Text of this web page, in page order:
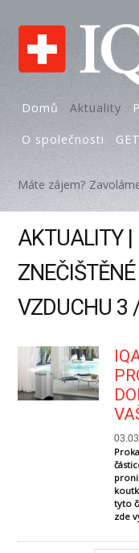
Domů Aktuality
O společnosti
Máte zájem?
AKTUALITY |
VZDUCHU 3
tyto
zde